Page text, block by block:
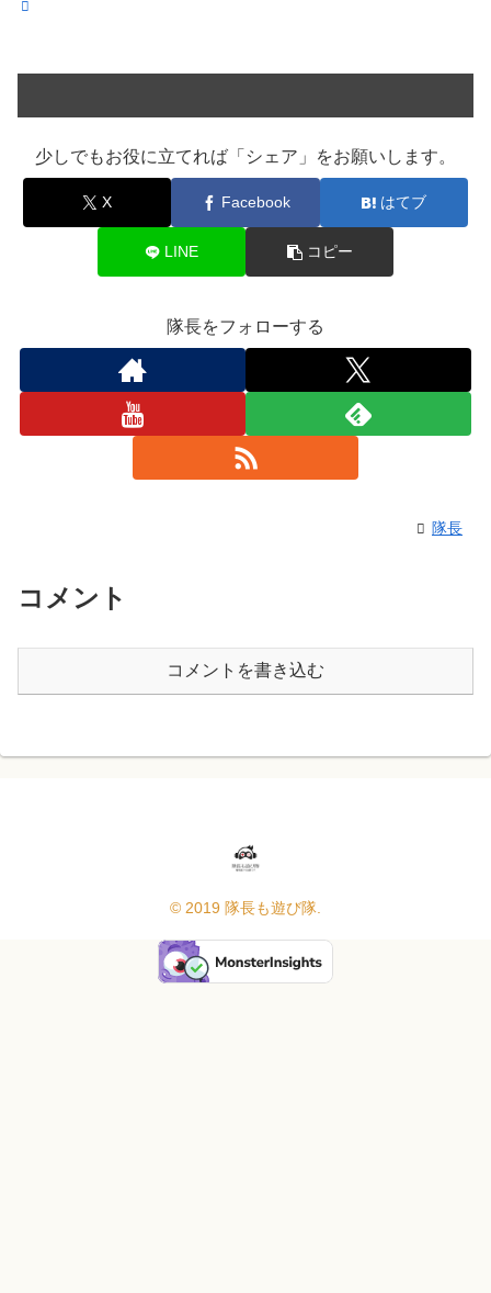
少しでもお役に立てれば「シェア」をお願いします。
X Facebook はてブ
LINE コピー
隊長をフォローする
隊長
コメント
コメントを書き込む
© 2019 隊長も遊び隊.